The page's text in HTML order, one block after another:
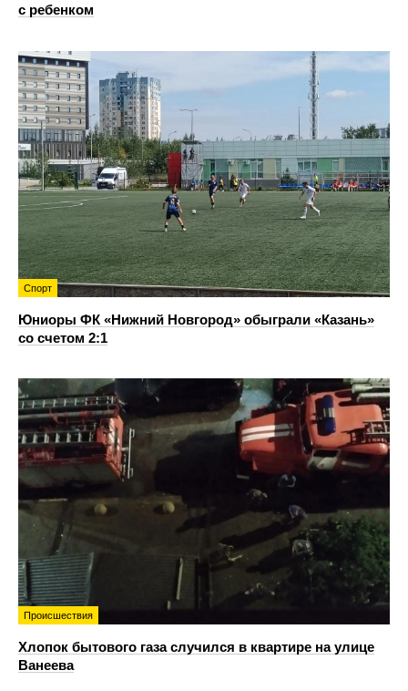
с ребенком
Спорт
Юниоры ФК «Нижний Новгород» обыграли «Казань»
со счетом 2:1
Происшествия
Хлопок бытового газа случился в квартире на улице
Ванеева